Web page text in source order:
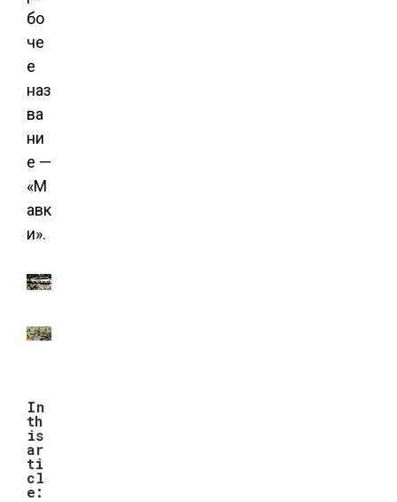
бо
че
е
наз
ва
ни
е —
«М
авк
и».
In
th
is
ar
ti
cl
e: